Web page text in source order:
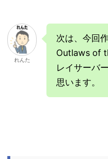
れんた
次は、今回
Outlaws of
レイサーバ
思います。